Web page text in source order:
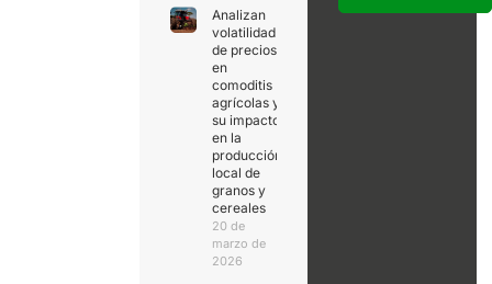
Analizan
volatilidad
de precios
en
comoditis
agrícolas y
su impacto
en la
producción
local de
granos y
cereales
20 de
marzo de
2026